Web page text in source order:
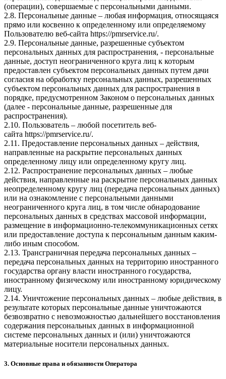
(операции), совершаемые с персональными данными.
2.8. Персональные данные – любая информация, относящаяся
прямо или косвенно к определенному или определяемому
Пользователю веб-сайта https://pmrservice.ru/.
2.9. Персональные данные, разрешенные субъектом
персональных данных для распространения, - персональные
данные, доступ неограниченного круга лиц к которым
предоставлен субъектом персональных данных путем дачи
согласия на обработку персональных данных, разрешенных
субъектом персональных данных для распространения в
порядке, предусмотренном Законом о персональных данных
(далее - персональные данные, разрешенные для
распространения).
2.10. Пользователь – любой посетитель веб-
сайта https://pmrservice.ru/.
2.11. Предоставление персональных данных – действия,
направленные на раскрытие персональных данных
определенному лицу или определенному кругу лиц.
2.12. Распространение персональных данных – любые
действия, направленные на раскрытие персональных данных
неопределенному кругу лиц (передача персональных данных)
или на ознакомление с персональными данными
неограниченного круга лиц, в том числе обнародование
персональных данных в средствах массовой информации,
размещение в информационно-телекоммуникационных сетях
или предоставление доступа к персональным данным каким-
либо иным способом.
2.13. Трансграничная передача персональных данных –
передача персональных данных на территорию иностранного
государства органу власти иностранного государства,
иностранному физическому или иностранному юридическому
лицу.
2.14. Уничтожение персональных данных – любые действия, в
результате которых персональные данные уничтожаются
безвозвратно с невозможностью дальнейшего восстановления
содержания персональных данных в информационной
системе персональных данных и (или) уничтожаются
материальные носители персональных данных.
3. Основные права и обязанности Оператора